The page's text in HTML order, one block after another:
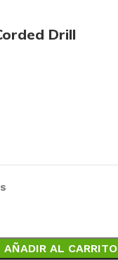
Drill
AÑADIR AL CARRITO